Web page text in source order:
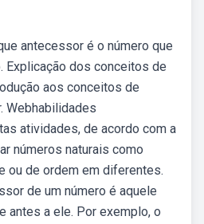
antecessor é o número que
Explicação dos conceitos de
aos conceitos de
Webhabilidades
atividades, de acordo com a
números naturais como
ou de ordem em diferentes.
de um número é aquele
antes a ele. Por exemplo, o